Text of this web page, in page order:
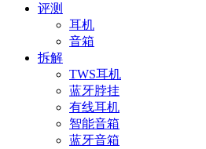
评测
耳机
音箱
拆解
TWS耳机
蓝牙脖挂
有线耳机
智能音箱
蓝牙音箱